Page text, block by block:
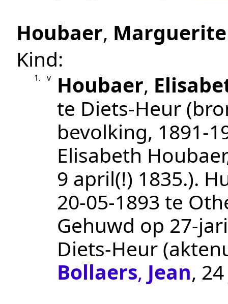
Houbaer, Marguerite
Kind:
1. v Houbaer,
te Diets-Heur
bevolking, 1891-
Elisabeth
9 april(!) 1835.).
20‑05‑1893 te
Gehuwd op 27-
Diets-Heur
Bollaers, Jean,